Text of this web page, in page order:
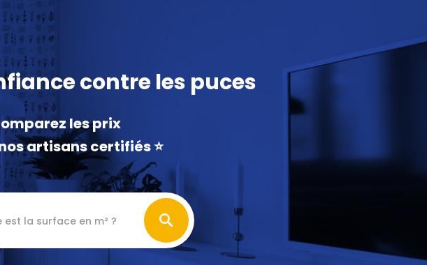
contre les puces
les prix
artisans certifiés ⭐️
est la surface en m² ?